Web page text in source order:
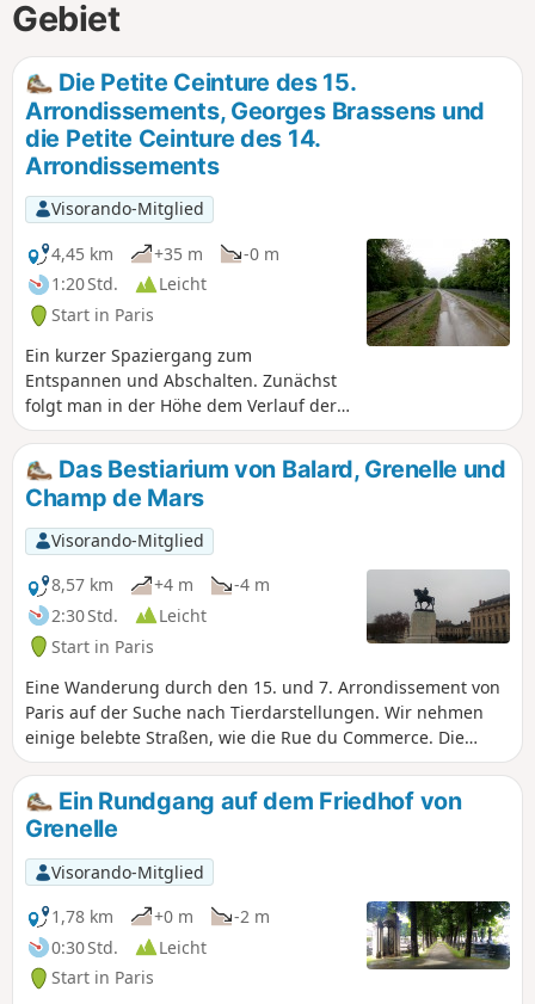
Gebiet
Die Petite Ceinture des 15.
Arrondissements, Georges Brassens und
die Petite Ceinture des 14.
Arrondissements
Visorando-Mitglied
4,45 km
+35 m
-0 m
1:20 Std.
Leicht
Start in Paris
Ein kurzer Spaziergang zum
Entspannen und Abschalten. Zunächst
folgt man in der Höhe dem Verlauf der
ehemaligen Eisenbahnstrecke Petite
Ceinture. Anschließend schlendert man
durch den Parc Georges Brassens, der
zahlreiche Möglichkeiten zum
Spazierengehen und Verweilen bietet.
Schließlich gelangt man in den 14.
Arrondissement und folgt der Trasse
der Petite Ceinture bis zur Porte
d'Orléans.
Das Bestiarium von Balard, Grenelle und
Champ de Mars
Visorando-Mitglied
8,57 km
+4 m
-4 m
2:30 Std.
Leicht
Start in Paris
Eine Wanderung durch den 15. und 7. Arrondissement von
Paris auf der Suche nach Tierdarstellungen. Wir nehmen
einige belebte Straßen, wie die Rue du Commerce. Die
Überquerung des Champ de Mars bietet einen schönen
Blick auf den Eiffelturm.
Ein Rundgang auf dem Friedhof von
Grenelle
Visorando-Mitglied
1,78 km
+0 m
-2 m
0:30 Std.
Leicht
Start in Paris